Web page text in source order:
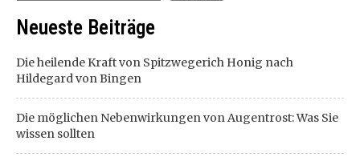
Neueste Beiträge
Die heilende Kraft von Spitzwegerich Honig nach
Hildegard von Bingen
Die möglichen Nebenwirkungen von Augentrost: Was Sie
wissen sollten